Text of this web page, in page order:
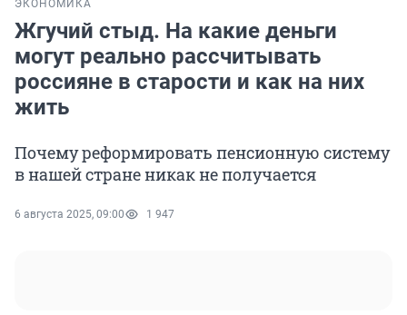
ЭКОНОМИКА
Жгучий стыд. На какие деньги
могут реально рассчитывать
россияне в старости и как на них
жить
Почему реформировать пенсионную систему
в нашей стране никак не получается
6 августа 2025, 09:00 1 947